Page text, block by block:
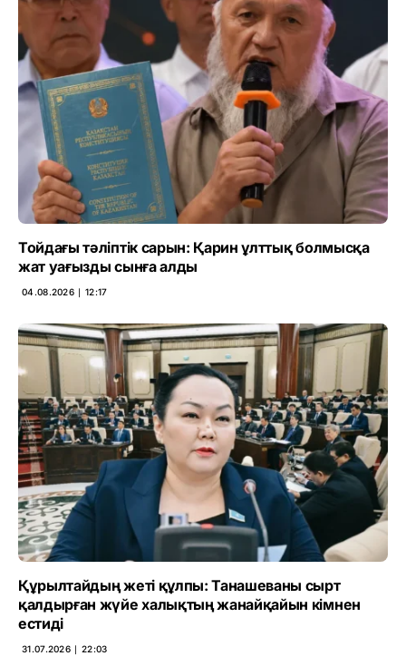
Тойдағы тәліптік сарын: Қарин ұлттық болмысқа
жат уағызды сынға алды
04.08.2026 ∣ 12:17
Құрылтайдың жеті құлпы: Танашеваны сырт
қалдырған жүйе халықтың жанайқайын кімнен
естиді
31.07.2026 ∣ 22:03